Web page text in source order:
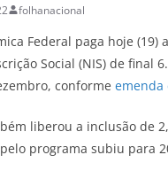
folhanacional
Federal paga hoje
Social (NIS) de final
conforme emenda
liberou a inclusão de
programa subiu para